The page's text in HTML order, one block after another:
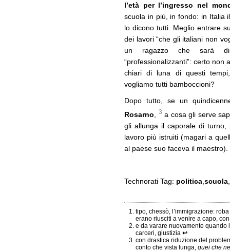
l’età per l’ingresso nel
scuola in più, in fondo: in Italia
lo dicono tutti. Meglio entrare
dei lavori “che gli italiani non
un ragazzo che sarà
“professionalizzanti”: certo non
chiari di luna di questi
vogliamo tutti bamboccioni?
Dopo tutto, se un
Rosarno
3 a cosa gli serve
gli allunga il caporale di
lavoro più istruiti (magari a
al paese suo faceva il maestro).
Technorati Tag: politica scuola
tipo, chessò, l’immigrazione:
erano riusciti a venire a capo,
e da varare nuovamente quando
carceri, giustizia↩
con drastica riduzione del
conto che vista lunga,quei che